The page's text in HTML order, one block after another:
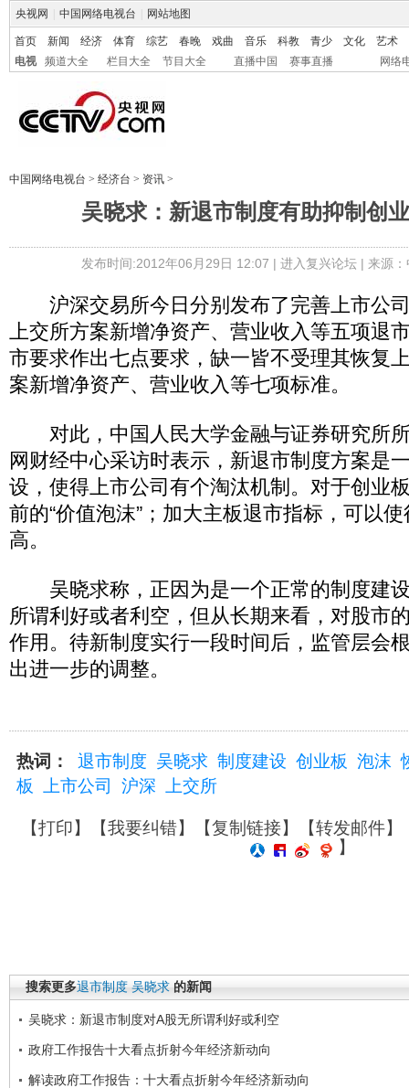
央视网 中国网络电视台 网站地图
首页 新闻 经济 体育 综艺 春晚 戏曲 音乐 科教 青少 文化
艺术
电视
频道大全 栏目大全 节目大全 直播中国 赛事直播 网络
中国网络电视台 > 经济台 > 资讯 >
吴晓求：新退市制度有助抑制创
发布时间:2012年06月29日 12:07 | 进入复兴论坛| 来源
沪深交易所今日分别发布了完善上市公
上交所方案新增净资产、营业收入等五项退
市要求作出七点要求，缺一皆不受理其恢复
案新增净资产、营业收入等七项标准。
对此，中国人民大学金融与证券研究所
网财经中心采访时表示，新退市制度方案是
设，使得上市公司有个淘汰机制。对于创业
前的“价值泡沫”；加大主板退市指标，可以
高。
吴晓求称，正因为是一个正常的制度建
所谓利好或者利空，但从长期来看，对股市
作用。待新制度实行一段时间后，监管层会
出进一步的调整。
热词： 退市制度 吴晓求 制度建设 创业板 泡沫
板
上市公司 沪深 上交所
【打印】【我要纠错】【复制链接】【转发邮件】
】
搜索更多退市制度 吴晓求 的新闻
吴晓求：新退市制度对A股无所谓利好或利空
政府工作报告十大看点折射今年经济新动向
解读政府工作报告：十大看点折射今年经济新动向